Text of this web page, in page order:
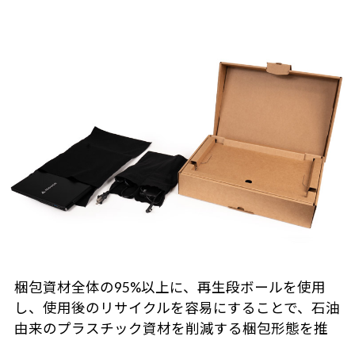
梱包資材全体の95%以上に、再生段ボールを使用
し、使用後のリサイクルを容易にすることで、石油
由来のプラスチック資材を削減する梱包形態を推